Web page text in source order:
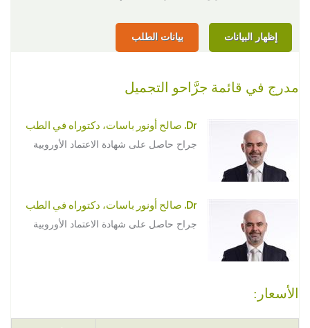
إظهار البيانات بيانات الطلب
مدرج في قائمة جرَّاحو التجميل
Dr. صالح أونور باسات، دكتوراه في الطب
جراح حاصل على شهادة الاعتماد الأوروبية
Dr. صالح أونور باسات، دكتوراه في الطب
جراح حاصل على شهادة الاعتماد الأوروبية
الأسعار: